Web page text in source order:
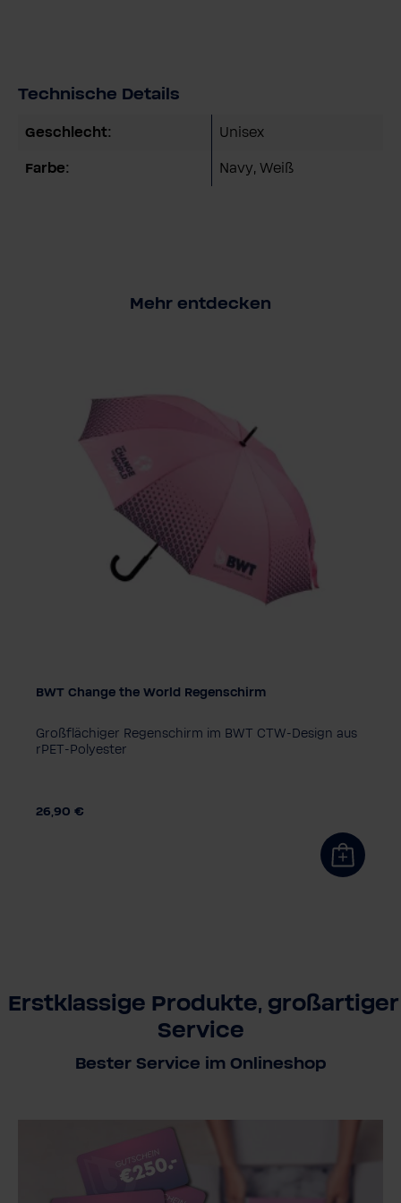
Technische Details
Geschlecht: Unisex
Farbe: Navy, Weiß
Mehr entdecken
BWT Change the World Regenschirm
Großflächiger Regenschirm im BWT CTW-Design aus
rPET-Polyester
26,90 €
Erstklassige Produkte, großartiger
Service
Bester Service im Onlineshop